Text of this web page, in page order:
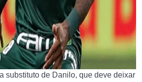
substituto de Danilo, que deve deixar